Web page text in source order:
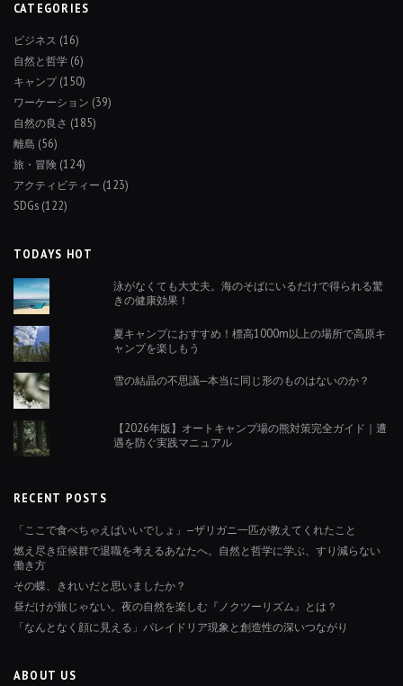
CATEGORIES
ビジネス (16)
自然と哲学 (6)
キャンプ(150)
ワーケーション (39)
自然の良さ (185)
離島 (56)
旅・冒険 (124)
アクティビティー (123)
SDGs (122)
TODAYS HOT
泳がなくても大丈夫。海のそばにいるだけで得られる驚
きの健康効果！
夏キャンプにおすすめ！標高1000m以上の場所で高原キ
ャンプを楽しもう
雪の結晶の不思議─本当に同じ形のものはないのか？
【2026年版】オートキャンプ場の熊対策完全ガイド｜遭
遇を防ぐ実践マニュアル
RECENT POSTS
「ここで食べちゃえばいいでしょ」—ザリガニ一匹が教えてくれたこと
燃え尽き症候群で退職を考えるあなたへ。自然と哲学に学ぶ、すり減らない
働き方
その蝶、きれいだと思いましたか？
昼だけが旅じゃない。夜の自然を楽しむ『ノクツーリズム』とは？
「なんとなく顔に見える」パレイドリア現象と創造性の深いつながり
ABOUT US